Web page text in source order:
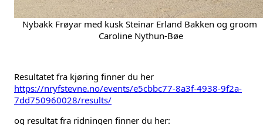
Nybakk Frøyar med kusk Steinar Erland Bakken og groom
Caroline Nythun-Bøe
https://nryfstevne.no/events/e5cbbc77-8a3f-4938-9f2a-
7dd750960028/results/